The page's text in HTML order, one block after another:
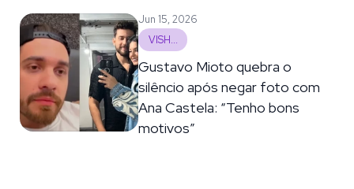
Jun 15, 2026
VISH...
Gustavo Mioto quebra o
silêncio após negar foto com
Ana Castela: “Tenho bons
motivos”